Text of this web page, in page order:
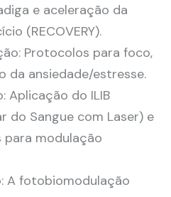
e aceleração da
(RECOVERY).
Protocolos para foco,
da ansiedade/estresse.
Aplicação do ILIB
do Sangue com Laser) e
modulação
A fotobiomodulação